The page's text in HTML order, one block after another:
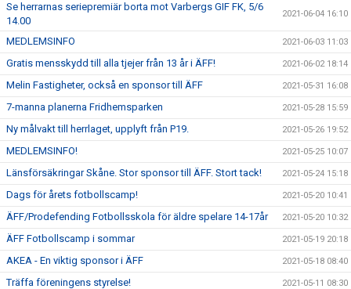
Se herrarnas seriepremiär borta mot Varbergs GIF FK, 5/6
14.00
2021-06-04 16:10
MEDLEMSINFO 2021-06-03 11:03
Gratis mensskydd till alla tjejer från 13 år i ÄFF! 2021-06-02 18:14
Melin Fastigheter, också en sponsor till ÄFF 2021-05-31 16:08
7-manna planerna Fridhemsparken 2021-05-28 15:59
Ny målvakt till herrlaget, upplyft från P19. 2021-05-26 19:52
MEDLEMSINFO! 2021-05-25 10:07
Länsförsäkringar Skåne. Stor sponsor till ÄFF. Stort tack! 2021-05-24 15:18
Dags för årets fotbollscamp! 2021-05-20 10:41
ÄFF/Prodefending Fotbollsskola för äldre spelare 14-17år 2021-05-20 10:32
ÄFF Fotbollscamp i sommar 2021-05-19 20:18
AKEA - En viktig sponsor i ÄFF 2021-05-18 08:40
Träffa föreningens styrelse! 2021-05-11 08:30